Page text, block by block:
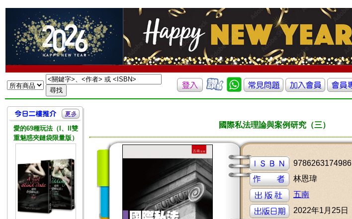
愛的69種玩法（I、II雙
重魅惑夾鏈袋限量版）
國際私法理論與案例研究（三）
9786263174986
林恩瑋
五南
2022年1月25日